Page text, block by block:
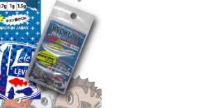
ン) #8ショート プ
ト【JigHeadMani
】